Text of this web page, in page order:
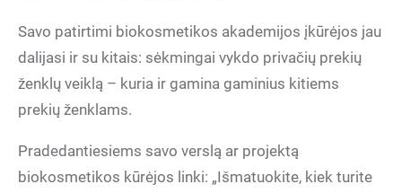
Savo patirtimi biokosmetikos akademijos įkūrėjos jau
dalijasi ir su kitais: sėkmingai vykdo privačių prekių
ženklų veiklą – kuria ir gamina gaminius kitiems
prekių ženklams.
Pradedantiesiems savo verslą ar projektą
biokosmetikos kūrėjos linki: „Išmatuokite, kiek turite